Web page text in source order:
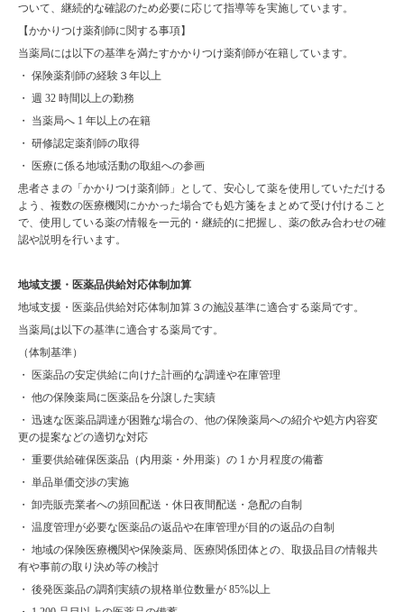
ついて、継続的な確認のため必要に応じて指導等を実施しています。
【かかりつけ薬剤師に関する事項】
当薬局には以下の基準を満たすかかりつけ薬剤師が在籍しています。
・ 保険薬剤師の経験３年以上
・ 週 32 時間以上の勤務
・ 当薬局へ 1 年以上の在籍
・ 研修認定薬剤師の取得
・ 医療に係る地域活動の取組への参画
患者さまの「かかりつけ薬剤師」として、安心して薬を使用していただける
よう、複数の医療機関にかかった場合でも処方箋をまとめて受け付けること
で、使用している薬の情報を一元的・継続的に把握し、薬の飲み合わせの確
認や説明を行います。
地域支援・医薬品供給対応体制加算
地域支援・医薬品供給対応体制加算３の施設基準に適合する薬局です。
当薬局は以下の基準に適合する薬局です。
（体制基準）
・ 医薬品の安定供給に向けた計画的な調達や在庫管理
・ 他の保険薬局に医薬品を分譲した実績
・ 迅速な医薬品調達が困難な場合の、他の保険薬局への紹介や処方内容変
更の提案などの適切な対応
・ 重要供給確保医薬品（内用薬・外用薬）の 1 か月程度の備蓄
・ 単品単価交渉の実施
・ 卸売販売業者への頻回配送・休日夜間配送・急配の自制
・ 温度管理が必要な医薬品の返品や在庫管理が目的の返品の自制
・ 地域の保険医療機関や保険薬局、医療関係団体との、取扱品目の情報共
有や事前の取り決め等の検討
・ 後発医薬品の調剤実績の規格単位数量が 85%以上